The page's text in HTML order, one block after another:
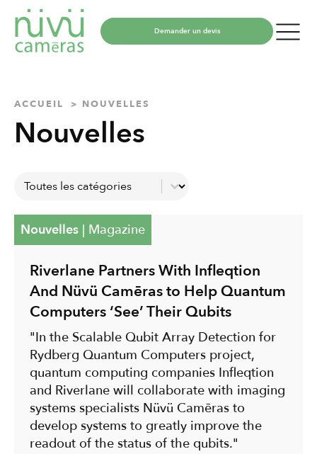
Demander un devis
ACCUEIL NOUVELLES
Nouvelles
Catégories
Sélectionnez le contenu
Nouvelles| Magazine
Riverlane Partners With Infleqtion
And Nüvü Camēras to Help Quantum
Computers ‘See’ Their Qubits
"In the Scalable Qubit Array Detection for
Rydberg Quantum Computers project,
quantum computing companies Infleqtion
and Riverlane will collaborate with imaging
systems specialists Nüvü Camēras to
develop systems to greatly improve the
readout of the status of the qubits."